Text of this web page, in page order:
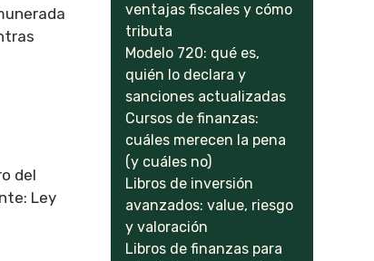
del
Ley
ventajas fiscales y cómo
tributa
Modelo 720: qué es,
quién lo declara y
sanciones actualizadas
Cursos de finanzas:
cuáles merecen la pena
(y cuáles no)
Libros de inversión
avanzados: value, riesgo
y valoración
Libros de finanzas para